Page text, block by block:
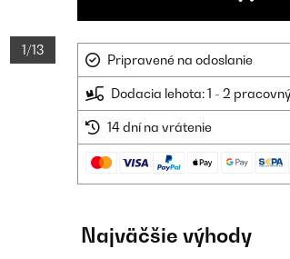
1/13
Pripravené na odoslanie
Dodacia lehota: 1 - 2
14 dní na vrátenie
Najväčšie výhody